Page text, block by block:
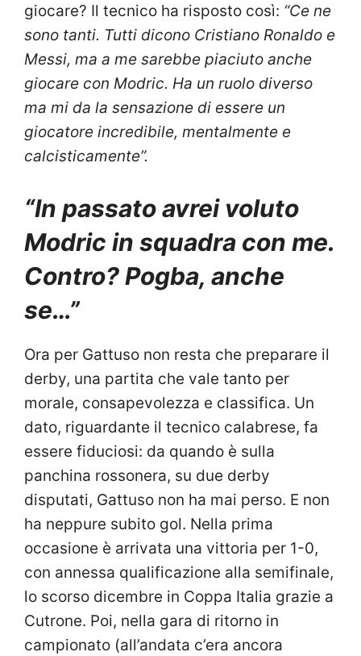
giocare? Il tecnico ha risposto così: “Ce ne
sono tanti. Tutti dicono Cristiano Ronaldo e
Messi, ma a me sarebbe piaciuto anche
giocare con Modric. Ha un ruolo diverso
ma mi da la sensazione di essere un
giocatore incredibile, mentalmente e
calcisticamente”.
“In passato avrei voluto
Modric in squadra con me.
Contro? Pogba, anche
se…”
Ora per Gattuso non resta che preparare il
derby, una partita che vale tanto per
morale, consapevolezza e classifica. Un
dato, riguardante il tecnico calabrese, fa
essere fiduciosi: da quando è sulla
panchina rossonera, su due derby
disputati, Gattuso non ha mai perso. E non
ha neppure subito gol. Nella prima
occasione è arrivata una vittoria per 1-0,
con annessa qualificazione alla semifinale,
lo scorso dicembre in Coppa Italia grazie a
Cutrone. Poi, nella gara di ritorno in
campionato (all’andata c’era ancora